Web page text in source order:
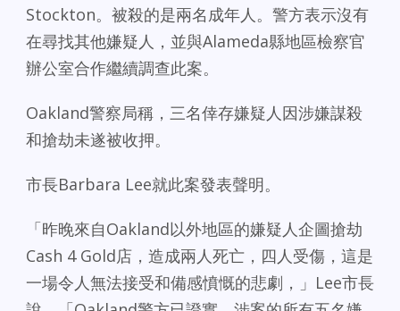
Stockton。被殺的是兩名成年人。警方表示沒有
在尋找其他嫌疑人，並與Alameda縣地區檢察官
辦公室合作繼續調查此案。
Oakland警察局稱，三名倖存嫌疑人因涉嫌謀殺
和搶劫未遂被收押。
市長Barbara Lee就此案發表聲明。
「昨晚來自Oakland以外地區的嫌疑人企圖搶劫
Cash 4 Gold店，造成兩人死亡，四人受傷，這是
一場令人無法接受和備感憤慨的悲劇，」Lee市長